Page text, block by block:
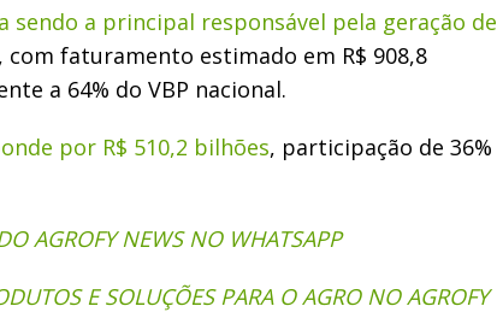
sendo a principal responsável pela geração de
, com faturamento estimado em R$ 908,8
a 64% do VBP nacional.
por R$ 510,2 bilhões, participação de 36%
AGROFY NEWS NO WHATSAPP
E SOLUÇÕES PARA O AGRO NO AGROFY